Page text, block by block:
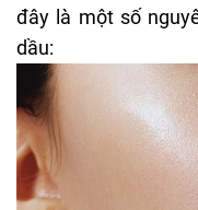
đây là một số
dầu: